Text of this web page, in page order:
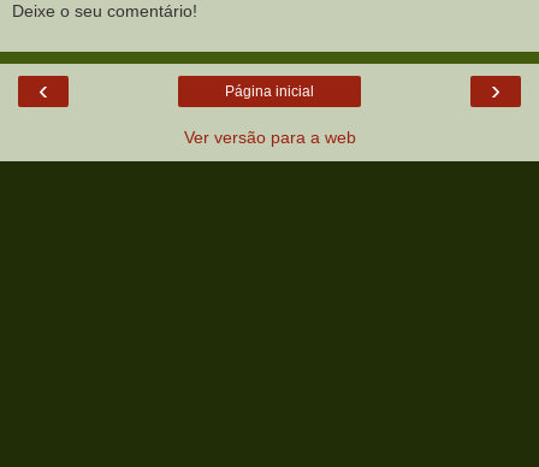
Deixe o seu comentário!
‹ ›
Página inicial
Ver versão para a web